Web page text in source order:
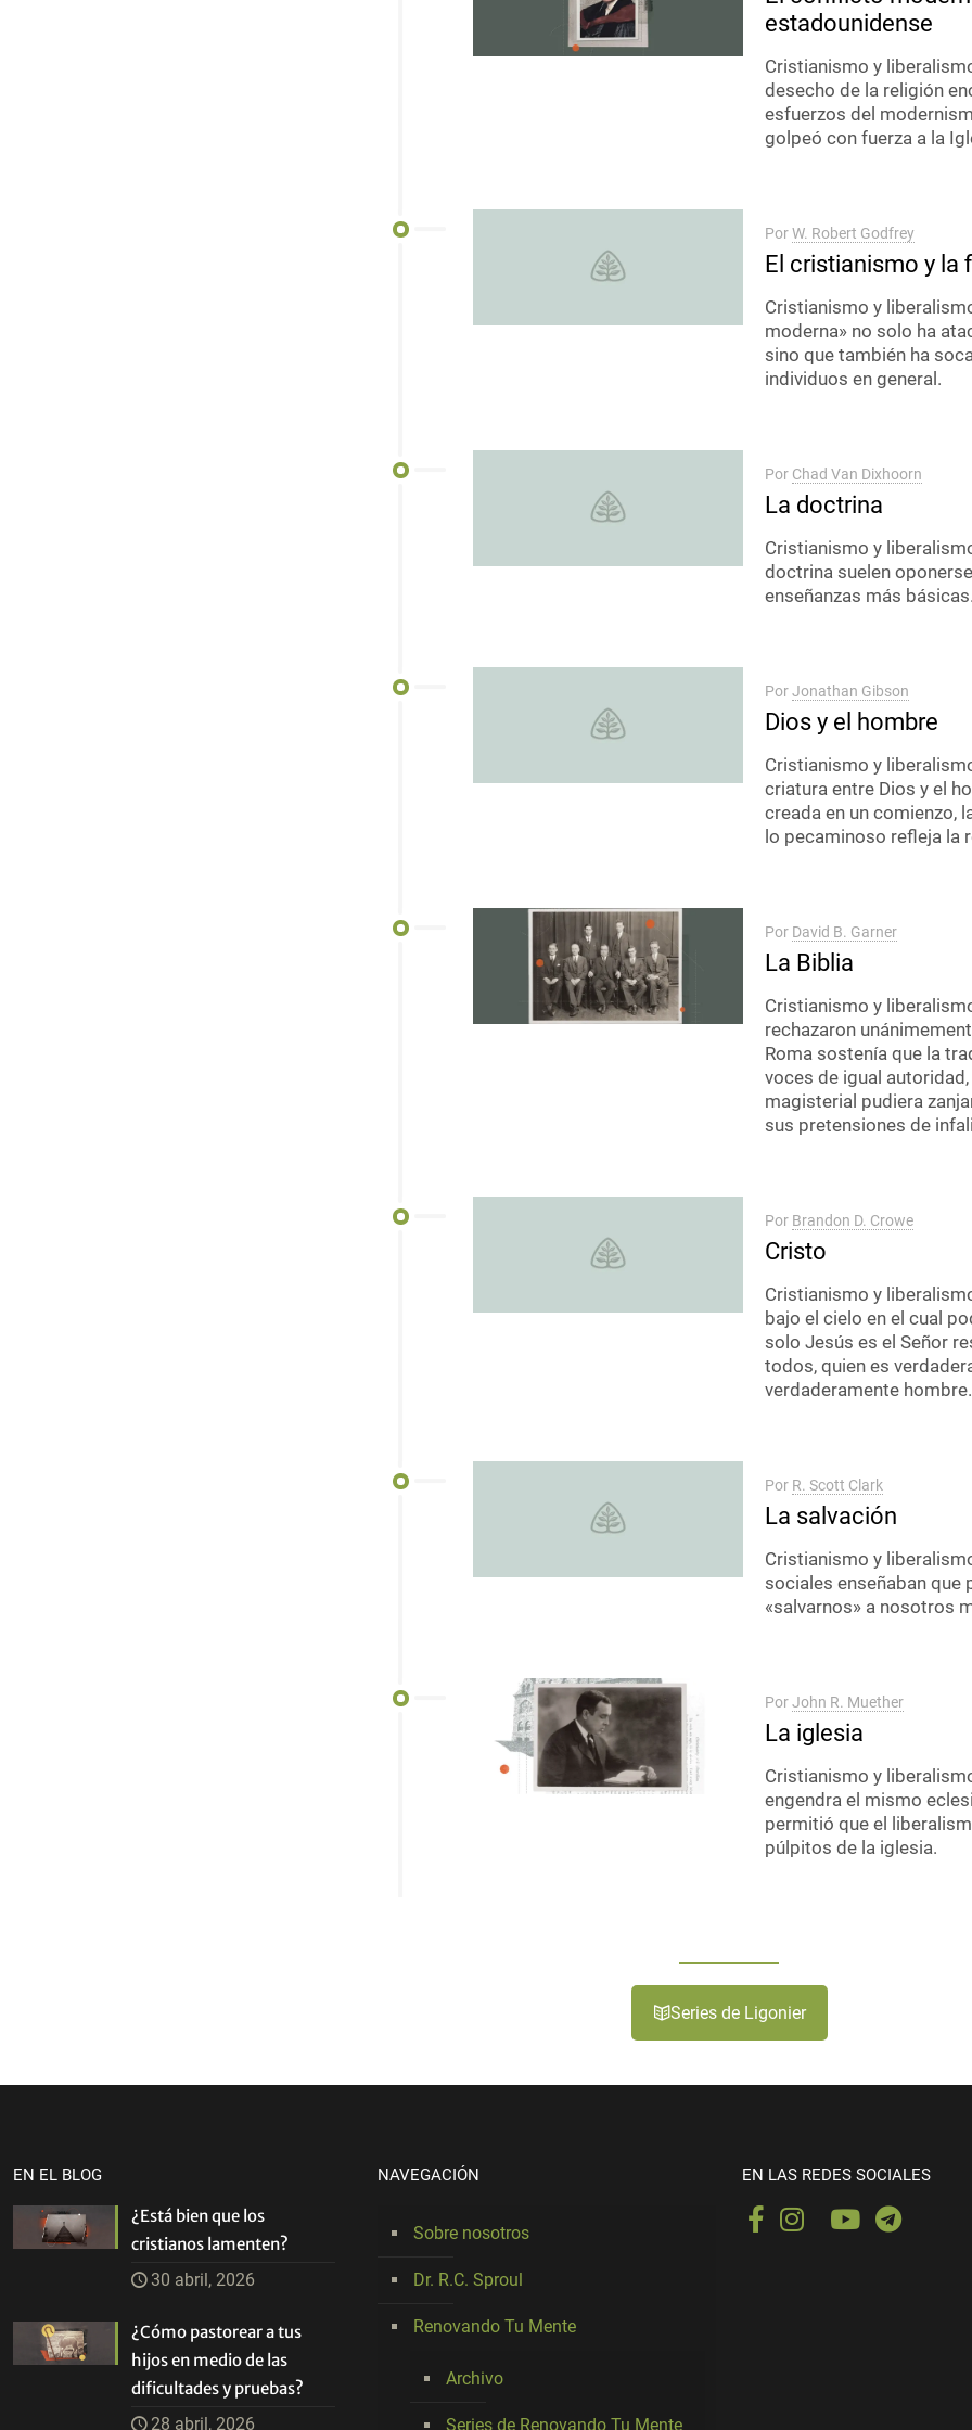
estadounidense
Cristianismo y
desecho de la religión
esfuerzos del
golpeó con fuerza a la
PorW. Robert Godfrey
El cristianismo y la
Cristianismo y
moderna» no solo ha
sino que también ha
individuos en general.
Por Chad Van Dixhoorn
La doctrina
Cristianismo y
doctrina suelen
enseñanzas más
PorJonathan Gibson
Dios y el hombre
Cristianismo y
criatura entre Dios y el
creada en un comienzo,
lo pecaminoso refleja la
Por David B. Garner
La Biblia
Cristianismo y
rechazaron
Roma sostenía que la
voces de igual
magisterial pudiera
sus pretensiones de
Por Brandon D. Crowe
Cristo
Cristianismo y
bajo el cielo en el cual
solo Jesús es el Señor
todos, quien es
verdaderamente hombre.
Por R. Scott Clark
La salvación
Cristianismo y
sociales enseñaban que
«salvarnos» a nosotros
PorJohn R. Muether
La iglesia
Cristianismo y
engendra el mismo
permitió que el
púlpitos de la iglesia.
Series de Ligonier
EN EL BLOG
¿Está bien que los
cristianos lamenten?
30 abril, 2026
¿Cómo pastorear a tus
hijos en medio de las
dificultades y pruebas?
28 abril, 2026
NAVEGACIÓN
Sobre nosotros
Dr. R.C. Sproul
Renovando Tu Mente
Archivo
Series de Renovando Tu Mente
EN LAS REDES SOCIALES